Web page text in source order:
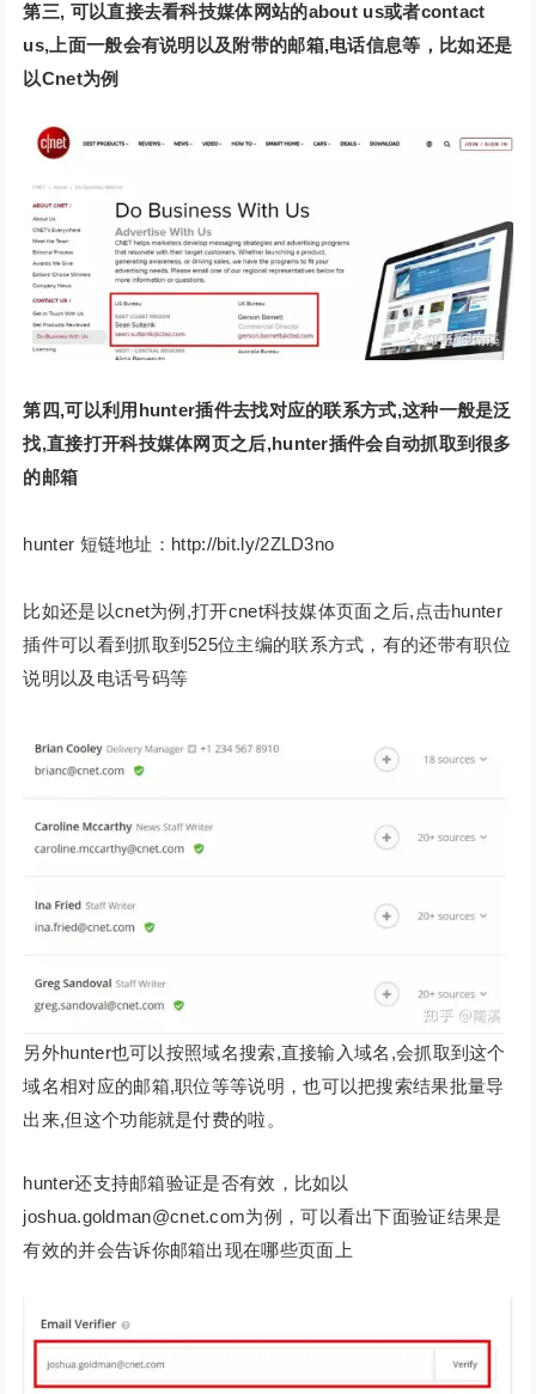
第三, 可以直接去看科技媒体网站的about us或者contact
us,上面一般会有说明以及附带的邮箱,电话信息等，比如还是
以Cnet为例
第四,可以利用hunter插件去找对应的联系方式,这种一般是泛
找,直接打开科技媒体网页之后,hunter插件会自动抓取到很多
的邮箱
hunter 短链地址：http://bit.ly/2ZLD3no
比如还是以cnet为例,打开cnet科技媒体页面之后,点击hunter
插件可以看到抓取到525位主编的联系方式，有的还带有职位
说明以及电话号码等
另外hunter也可以按照域名搜索,直接输入域名,会抓取到这个
域名相对应的邮箱,职位等等说明，也可以把搜索结果批量导
出来,但这个功能就是付费的啦。
hunter还支持邮箱验证是否有效，比如以
joshua.goldman@cnet.com为例，可以看出下面验证结果是
有效的并会告诉你邮箱出现在哪些页面上